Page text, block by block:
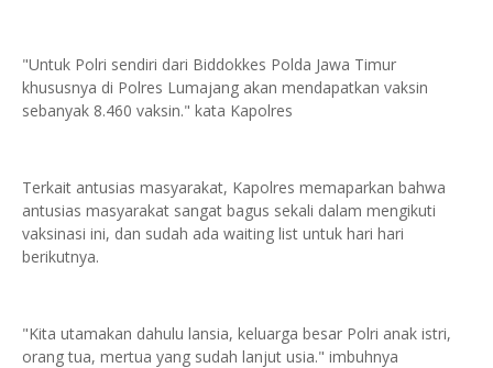
"Untuk Polri sendiri dari Biddokkes Polda Jawa Timur
khususnya di Polres Lumajang akan mendapatkan vaksin
sebanyak 8.460 vaksin." kata Kapolres
Terkait antusias masyarakat, Kapolres memaparkan bahwa
antusias masyarakat sangat bagus sekali dalam mengikuti
vaksinasi ini, dan sudah ada waiting list untuk hari hari
berikutnya.
"Kita utamakan dahulu lansia, keluarga besar Polri anak istri,
orang tua, mertua yang sudah lanjut usia." imbuhnya